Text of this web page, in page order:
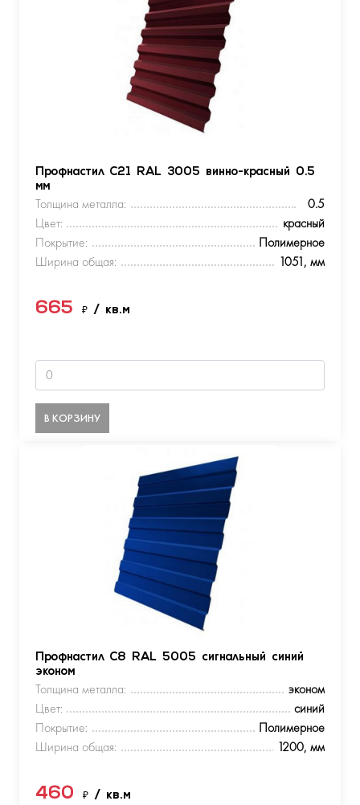
Профнастил С21 RAL 3005 винно-красный 0.5
мм
Толщина металла:
0.5
Цвет:
красный
Покрытие:
Полимерное
Ширина общая:
1051, мм
665 ₽ / кв.м
В КОРЗИНУ
Профнастил С8 RAL 5005 сигнальный синий
эконом
Толщина металла:
эконом
Цвет:
синий
Покрытие:
Полимерное
Ширина общая:
1200, мм
460 ₽ / кв.м